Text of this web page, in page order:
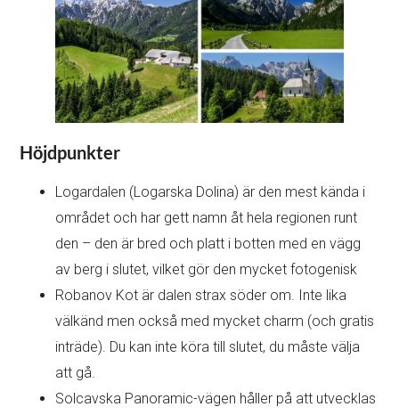
Höjdpunkter
Logardalen (Logarska Dolina) är den mest kända i
området och har gett namn åt hela regionen runt
den – den är bred och platt i botten med en vägg
av berg i slutet, vilket gör den mycket fotogenisk
Robanov Kot är dalen strax söder om. Inte lika
välkänd men också med mycket charm (och gratis
inträde). Du kan inte köra till slutet, du måste välja
att gå.
Solcavska Panoramic-vägen håller på att utvecklas